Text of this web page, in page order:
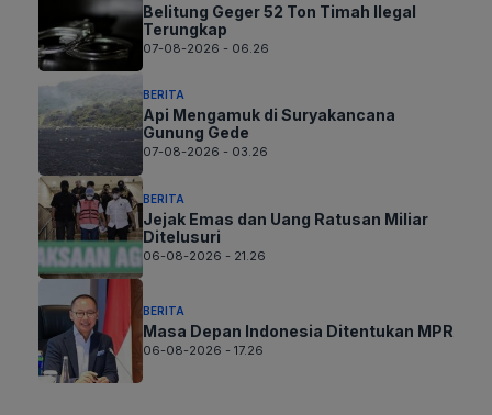
Belitung Geger 52 Ton Timah Ilegal
Terungkap
07-08-2026 - 06.26
BERITA
Api Mengamuk di Suryakancana
Gunung Gede
07-08-2026 - 03.26
BERITA
Jejak Emas dan Uang Ratusan Miliar
Ditelusuri
06-08-2026 - 21.26
BERITA
Masa Depan Indonesia Ditentukan MPR
06-08-2026 - 17.26